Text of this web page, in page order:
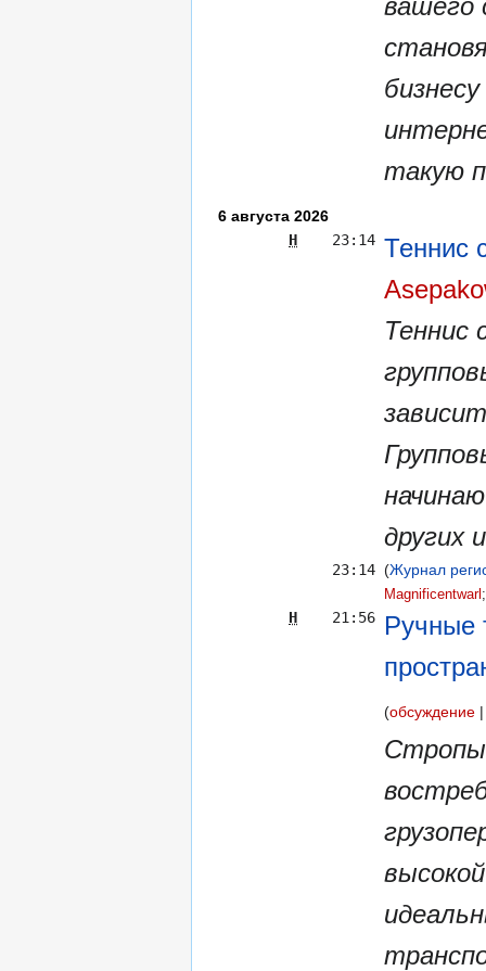
такую
6 августа 2026
Н 23:14 Теннис
Теннис
других
23:14 (Журнал
Magnificentwarl
Н 21:56
Ручные
обсуждение